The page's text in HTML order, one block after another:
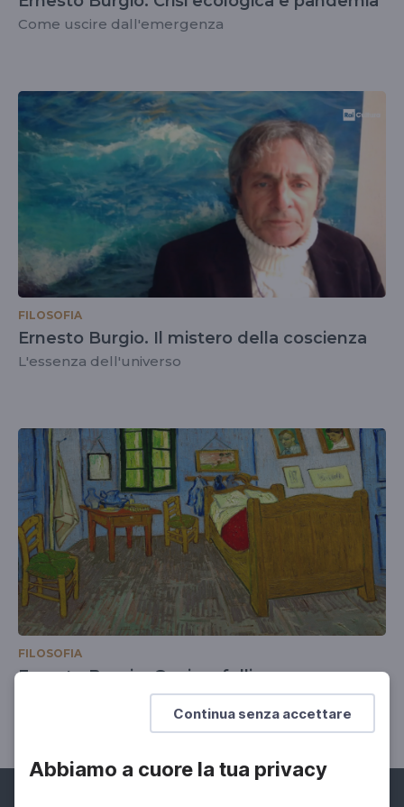
Continua senza accettare
Abbiamo a cuore la tua privacy
Come uscire dall'emergenza
FILOSOFIA
Ernesto Burgio. Il mistero della coscienza
L'essenza dell'universo
FILOSOFIA
Ernesto Burgio. Genio e follia
Morte e rinascita dell'Io